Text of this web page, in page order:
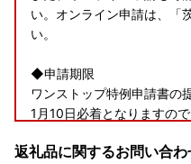
い。オンライン申請は、「
い。
◆申請期限
ワンストップ特例申請書の
1月10日必着となりますので
◆申請書類
返礼品に関するお問い合わ